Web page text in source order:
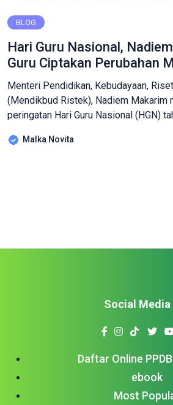
BLOG
Hari Guru Nasional,
Guru Ciptakan Perubahan
Menteri Pendidikan, Kebudayaan,
(Mendikbud Ristek), Nadiem Makarim
peringatan Hari Guru Nasional (HGN)
(Kemendikbudristek) Senayan, Jakarta
Malka Novita
Daftar Online
ebook
Most
Social Media